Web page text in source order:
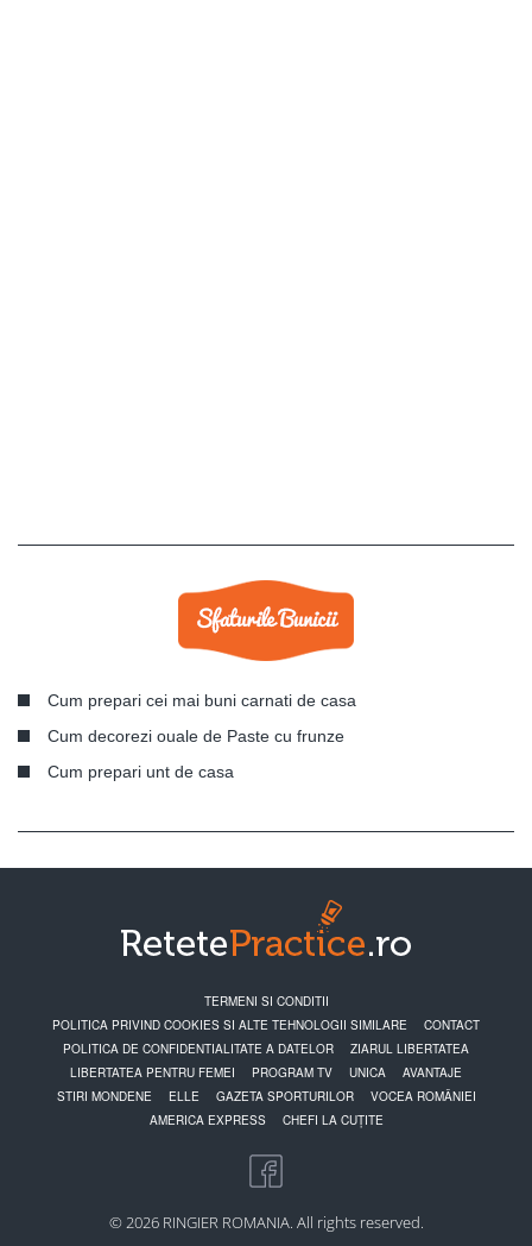
Cum prepari cei mai buni carnati de casa
Cum decorezi ouale de Paste cu frunze
Cum prepari unt de casa
TERMENI SI CONDITII
POLITICA PRIVIND COOKIES SI ALTE TEHNOLOGII SIMILARE
CONTACT
POLITICA DE CONFIDENTIALITATE A DATELOR
ZIARUL LIBERTATEA
LIBERTATEA PENTRU FEMEI
PROGRAM TV UNICA
AVANTAJE
STIRI MONDENE
ELLE GAZETA SPORTURILOR
VOCEA ROMÂNIEI
AMERICA EXPRESS
CHEFI LA CUȚITE
© 2026 RINGIER ROMANIA. All rights reserved.